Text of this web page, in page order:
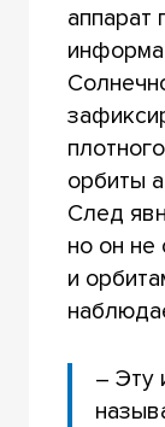
аппарат
орбиты
След
но он не
и
– Эту